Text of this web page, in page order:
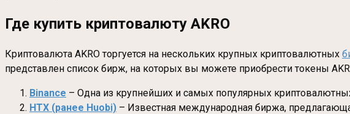
Где купить криптовалюту AKRO
Криптовалюта AKRO торгуется на нескольких крупных криптовалютных
представлен список бирж, на которых вы можете приобрести токены
Binance – Одна из крупнейших и самых популярных
HTX (ранее Huobi) – Известная международная биржа,